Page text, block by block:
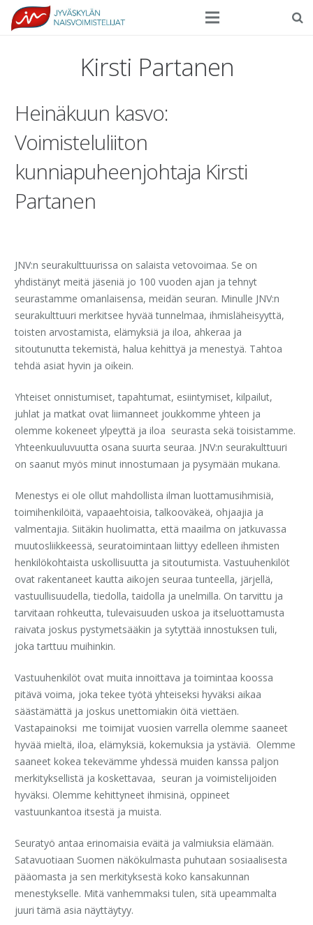
Harrasteliikunta
Kilpaurheilu
Tapahtumat
Ilmoittautuminen
Yhteystiedot
Kirsti Partanen
Heinäkuun kasvo:
Voimisteluliiton
kunniapuheenjohtaja Kirsti
Partanen
JNV:n seurakulttuurissa on salaista vetovoimaa. Se on
yhdistänyt meitä jäseniä jo 100 vuoden ajan ja tehnyt
seurastamme omanlaisensa, meidän seuran. Minulle JNV:n
seurakulttuuri merkitsee hyvää tunnelmaa, ihmisläheisyyttä,
toisten arvostamista, elämyksiä ja iloa, ahkeraa ja
sitoutunutta tekemistä, halua kehittyä ja menestyä. Tahtoa
tehdä asiat hyvin ja oikein.
Yhteiset onnistumiset, tapahtumat, esiintymiset, kilpailut,
juhlat ja matkat ovat liimanneet joukkomme yhteen ja
olemme kokeneet ylpeyttä ja iloa seurasta sekä toisistamme.
Yhteenkuuluvuutta osana suurta seuraa. JNV:n seurakulttuuri
on saanut myös minut innostumaan ja pysymään mukana.
Menestys ei ole ollut mahdollista ilman luottamusihmisiä,
toimihenkilöitä, vapaaehtoisia, talkooväkeä, ohjaajia ja
valmentajia. Siitäkin huolimatta, että maailma on jatkuvassa
muutosliikkeessä, seuratoimintaan liittyy edelleen ihmisten
henkilökohtaista uskollisuutta ja sitoutumista. Vastuuhenkilöt
ovat rakentaneet kautta aikojen seuraa tunteella, järjellä,
vastuullisuudella, tiedolla, taidolla ja unelmilla. On tarvittu ja
tarvitaan rohkeutta, tulevaisuuden uskoa ja itseluottamusta
raivata joskus pystymetsääkin ja sytyttää innostuksen tuli,
joka tarttuu muihinkin.
Vastuuhenkilöt ovat muita innoittava ja toimintaa koossa
pitävä voima, joka tekee työtä yhteiseksi hyväksi aikaa
säästämättä ja joskus unettomiakin öitä viettäen.
Vastapainoksi me toimijat vuosien varrella olemme saaneet
hyvää mieltä, iloa, elämyksiä, kokemuksia ja ystäviä. Olemme
saaneet kokea tekevämme yhdessä muiden kanssa paljon
merkityksellistä ja koskettavaa, seuran ja voimistelijoiden
hyväksi. Olemme kehittyneet ihmisinä, oppineet
vastuunkantoa itsestä ja muista.
Seuratyö antaa erinomaisia eväitä ja valmiuksia elämään.
Satavuotiaan Suomen näkökulmasta puhutaan sosiaalisesta
pääomasta ja sen merkityksestä koko kansakunnan
menestykselle. Mitä vanhemmaksi tulen, sitä upeammalta
juuri tämä asia näyttäytyy.